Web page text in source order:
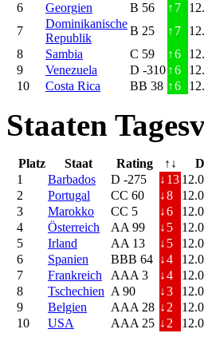
6
Georgien B 56 ↑ 7
7
Dominikanische
Republik
B 25 ↑ 7
8
Sambia C 59 ↑6
9
Venezuela D -310 ↑6
10
Costa Rica BB 38 ↑6
Staaten
Platz Staat Rating ↑↓
1
Barbados D -275 ↓ 13
2
Portugal CC 60 ↓8
3
Marokko CC 5 ↓6
4
Österreich AA 99 ↓ 5
5
Irland AA 13 ↓ 5
6
Spanien BBB 64 ↓4
7
Frankreich AAA 3 ↓4
8
Tschechien A 90 ↓3
9
Belgien AAA 28 ↓ 2
10
USA AAA 25 ↓ 2